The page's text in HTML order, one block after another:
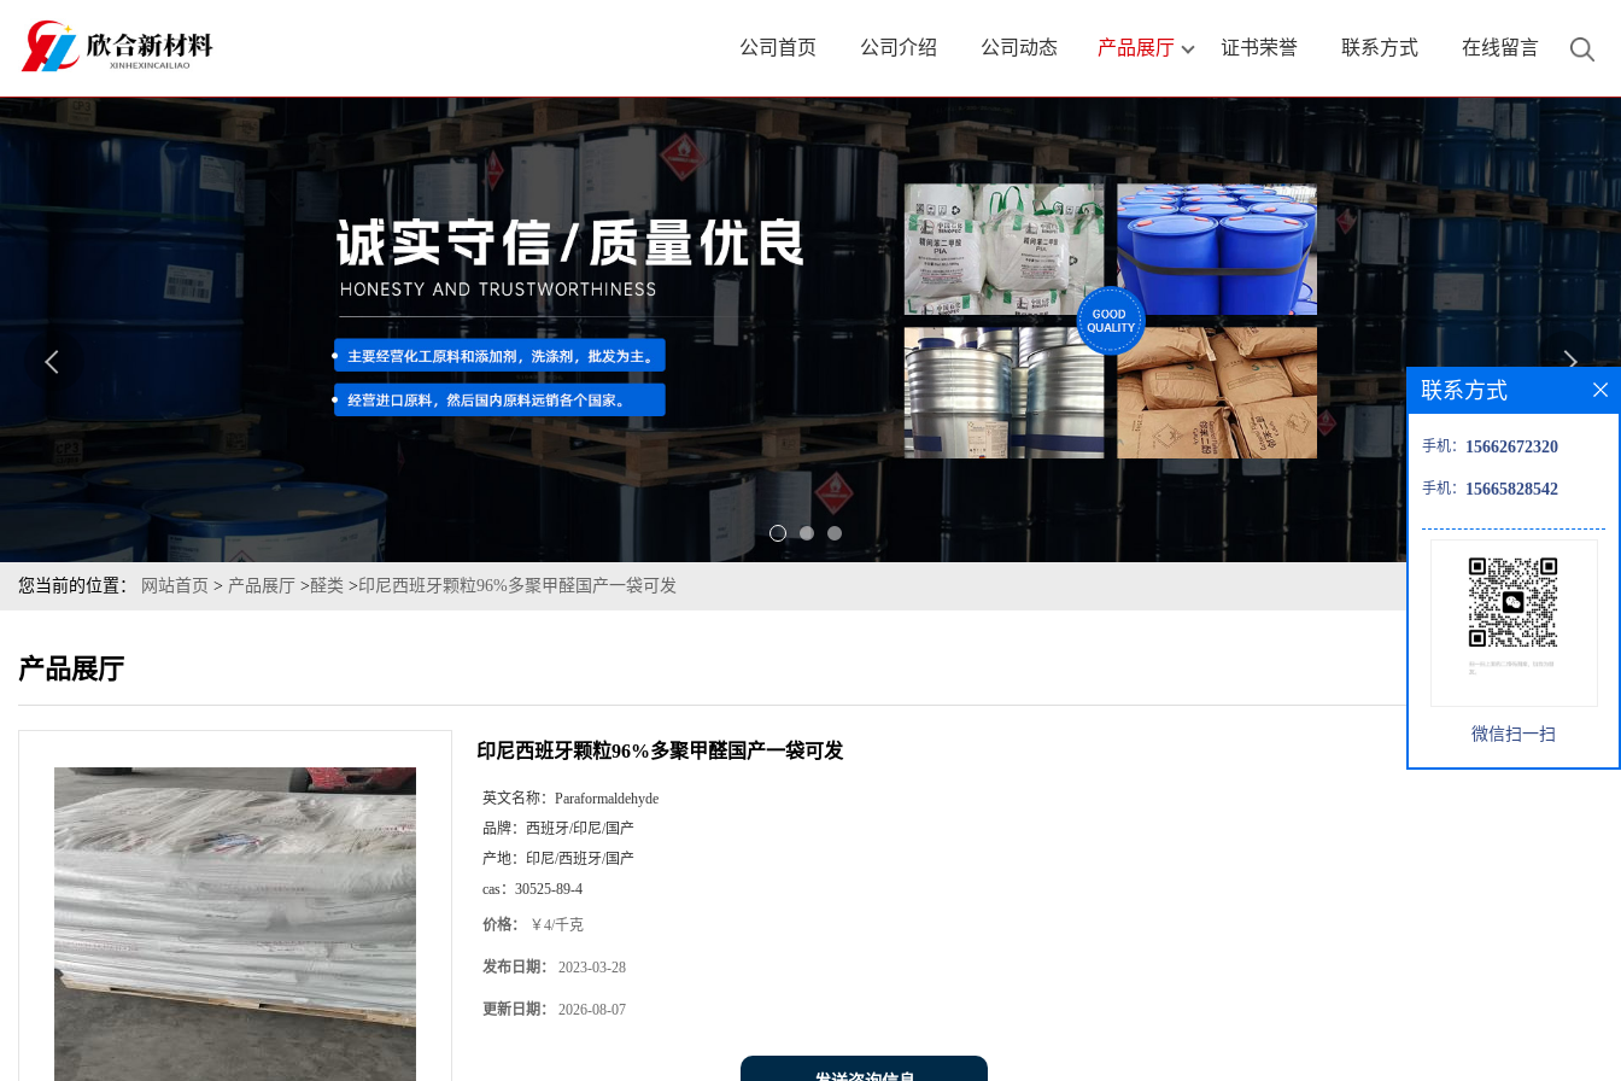
公司首页 公司介绍 公司动态 产品展厅 证书荣誉 联系方式 在线留言
您当前的位置： 网站首页 > 产品展厅 >醛类 >印尼西班牙颗粒96%多聚甲醛国产一袋可发
产品展厅
印尼西班牙颗粒96%多聚甲醛国产一袋可发
英文名称： Paraformaldehyde
品牌： 西班牙/印尼/国产
产地： 印尼/西班牙/国产
cas： 30525-89-4
价格： ￥4/千克
发布日期： 2023-03-28
更新日期： 2026-08-07
联系方式
手机： 15662672320
手机： 15665828542
微信扫一扫